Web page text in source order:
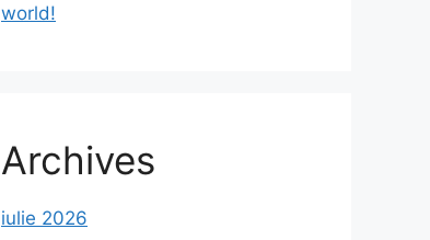
world!
Archives
iulie 2026